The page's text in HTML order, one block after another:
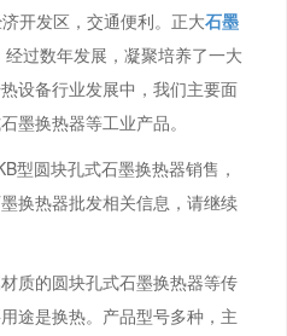
开发区，交通便利。正大石墨
过数年发展，凝聚培养了一大
设备行业发展中，我们主要面
墨换热器等工业产品。
型圆块孔式石墨换热器销售，
墨换热器批发相关信息，请继续
质的圆块孔式石墨换热器等传
途是换热。产品型号多种，主